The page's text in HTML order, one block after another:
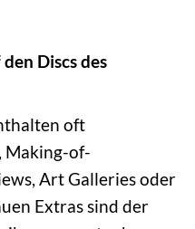
Discs des
oft
Making-of-
Art Galleries oder
Extras sind der